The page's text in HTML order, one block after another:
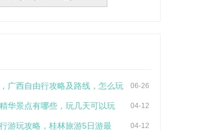
广西自由行攻略及路线，怎么玩 06-26
华景点有哪些，玩几天可以玩 04-12
游玩攻略，桂林旅游5日游最 04-12